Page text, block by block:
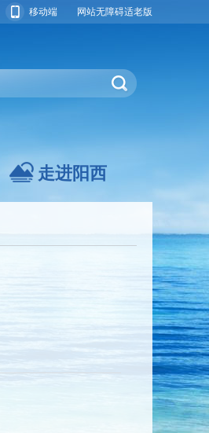
移动端 网站无障碍适老版
走进阳西